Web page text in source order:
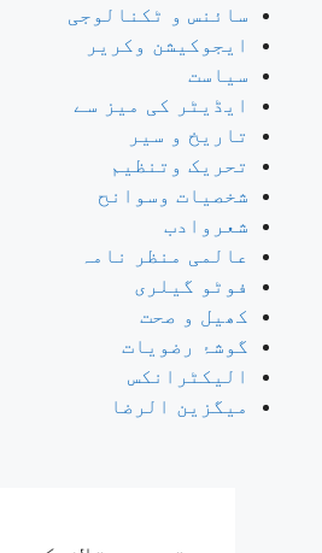
سائنس و ٹکنالوجی
ایجوکیشن وکریر
سیاست
ایڈیٹر کی میز سے
تاریخ و سیر
تحریک وتنظیم
شخصیات وسوانح
شعروادب
عالمی منظر نامہ
فوٹو گیلری
کھیل و صحت
گوشۂ رضویات
الیکٹرانکس
میگزین الرضا